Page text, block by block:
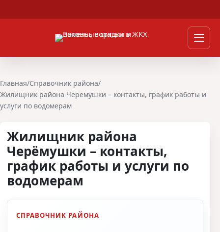
Меню
Главная/Справочник района/
Жилищник района Черёмушки – контакты, график работы и
услуги по водомерам
Жилищник района
Черёмушки – контакты,
график работы и услуги по
водомерам
СПРАВОЧНИК РАЙОНА